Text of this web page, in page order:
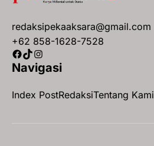
redaksipekaaksara@gmail.com
+62 858-1628-7528
Facebook
TikTok
Instagram
Navigasi
Index PostRedaksiTentang Kami